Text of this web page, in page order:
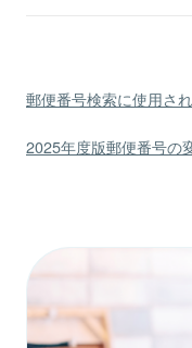
郵便番号検索に使用さ
2025年度版郵便番号の